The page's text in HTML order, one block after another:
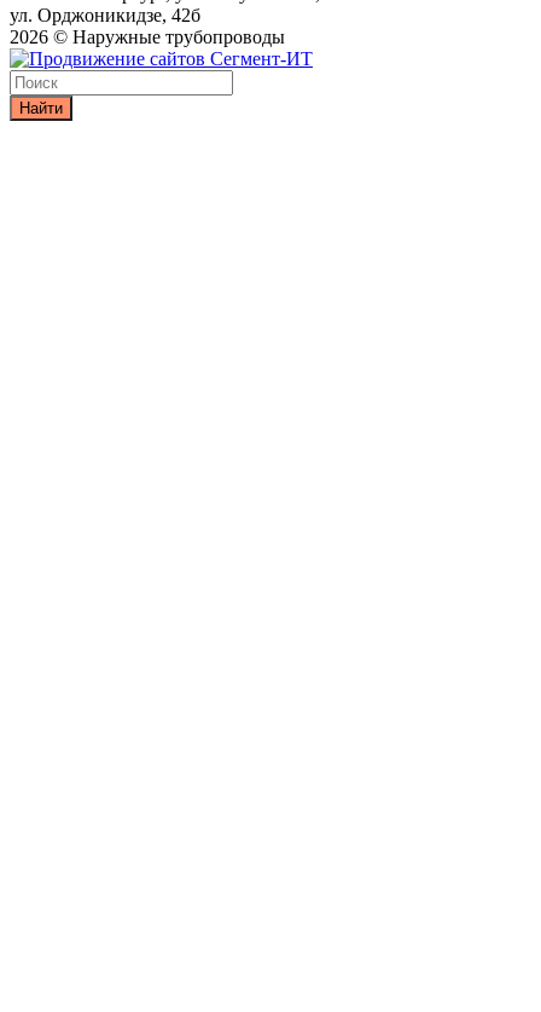
ул. Орджоникидзе, 42б
2026 © Наружные трубопроводы
Найти